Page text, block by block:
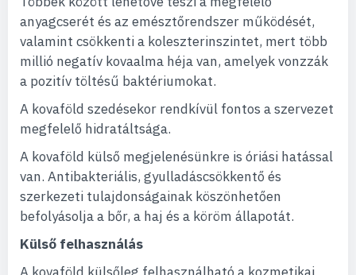
anyagcserét és az emésztőrendszer működését,
valamint csökkenti a koleszterinszintet, mert több
millió negatív kovaalma héja van, amelyek vonzzák
a pozitív töltésű baktériumokat.
A kovaföld szedésekor rendkívül fontos a szervezet
megfelelő hidratáltsága.
A kovaföld külső megjelenésünkre is óriási hatással
van. Antibakteriális, gyulladáscsökkentő és
szerkezeti tulajdonságainak köszönhetően
befolyásolja a bőr, a haj és a köröm állapotát.
Külső felhasználás